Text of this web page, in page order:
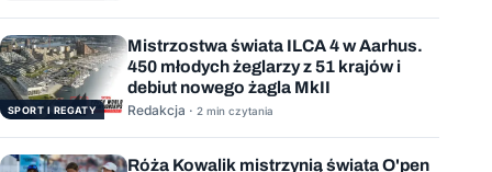
SPORT I REGATY
Mistrzostwa świata ILCA 4 w Aarhus.
450 młodych żeglarzy z 51 krajów i
debiut nowego żagla MkII
Redakcja · 2 min czytania
Róża Kowalik mistrzynią świata O'pen